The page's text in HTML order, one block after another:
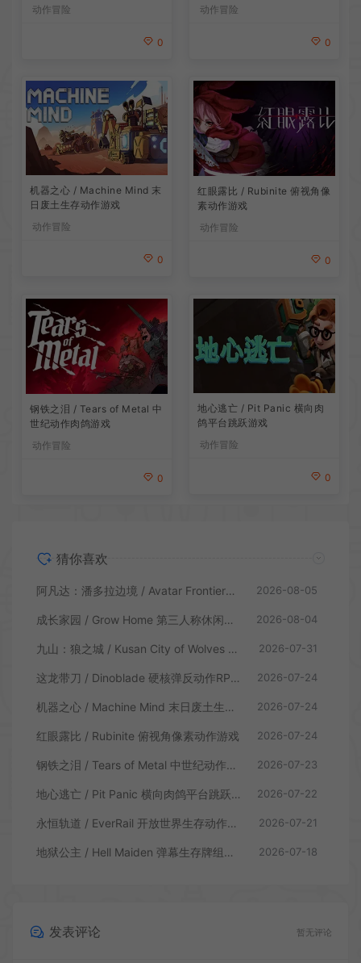
动作冒险
0
动作冒险
0
机器之心 / Machine Mind 末
日废土生存动作游戏
动作冒险
0
红眼露比 / Rubinite 俯视角像
素动作游戏
动作冒险
0
钢铁之泪 / Tears of Metal 中
世纪动作肉鸽游戏
动作冒险
0
地心逃亡 / Pit Panic 横向肉
鸽平台跳跃游戏
动作冒险
0
猜你喜欢
阿凡达：潘多拉边境 / Avatar Frontiers of Pandora 开放世界冒险游戏 2026-08-05
成长家园 / Grow Home 第三人称休闲动作游戏 2026-08-04
九山：狼之城 / Kusan City of Wolves 硬核俯视角动作游戏 2026-07-31
这龙带刀 / Dinoblade 硬核弹反动作RPG游戏 2026-07-24
机器之心 / Machine Mind 末日废土生存动作游戏 2026-07-24
红眼露比 / Rubinite 俯视角像素动作游戏 2026-07-24
钢铁之泪 / Tears of Metal 中世纪动作肉鸽游戏 2026-07-23
地心逃亡 / Pit Panic 横向肉鸽平台跳跃游戏 2026-07-22
永恒轨道 / EverRail 开放世界生存动作游戏 2026-07-21
地狱公主 / Hell Maiden 弹幕生存牌组动作游戏 2026-07-18
发表评论 暂无评论